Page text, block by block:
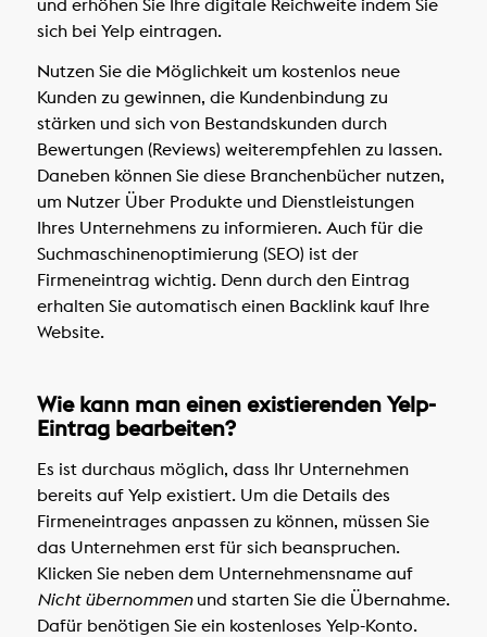
sich bei Yelp eintragen.
Nutzen Sie die Möglichkeit um kostenlos neue
Kunden zu gewinnen, die Kundenbindung zu
stärken und sich von Bestandskunden durch
Bewertungen (Reviews) weiterempfehlen zu lassen.
Daneben können Sie diese Branchenbücher nutzen,
um Nutzer Über Produkte und Dienstleistungen
Ihres Unternehmens zu informieren. Auch für die
Suchmaschinenoptimierung (SEO) ist der
Firmeneintrag wichtig. Denn durch den Eintrag
erhalten Sie automatisch einen Backlink kauf Ihre
Website.
Wie kann man einen existierenden Yelp-
Eintrag bearbeiten?
Es ist durchaus möglich, dass Ihr Unternehmen
bereits auf Yelp existiert. Um die Details des
Firmeneintrages anpassen zu können, müssen Sie
das Unternehmen erst für sich beanspruchen.
Klicken Sie neben dem Unternehmensname auf
Nicht übernommenund starten Sie die Übernahme.
Dafür benötigen Sie ein kostenloses Yelp-Konto.